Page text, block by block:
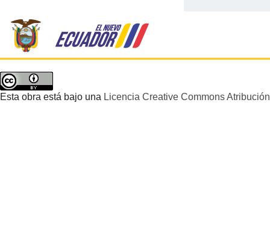
Esta obra está bajo una Licencia Creative Commons